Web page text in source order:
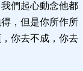
們起心動念他都
，但是你所作所
你去不成，你去